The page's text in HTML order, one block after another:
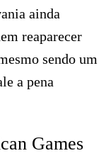
ainda
reaparecer
sendo um
a pena
Games